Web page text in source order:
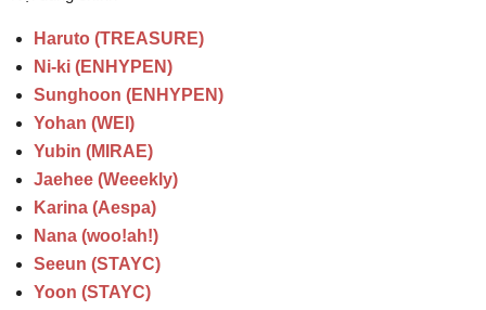
Haruto (TREASURE)
Ni-ki (ENHYPEN)
Sunghoon (ENHYPEN)
Yohan (WEI)
Yubin (MIRAE)
Jaehee (Weeekly)
Karina (Aespa)
Nana (woo!ah!)
Seeun (STAYC)
Yoon (STAYC)